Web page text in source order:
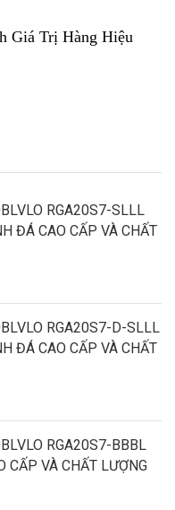
Giá Trị Hàng Hiệu
RGA20S7-SLLL
ĐÁ CAO CẤP VÀ CHẤT
RGA20S7-D-SLLL
ĐÁ CAO CẤP VÀ CHẤT
RGA20S7-BBBL
CẤP VÀ CHẤT LƯỢNG